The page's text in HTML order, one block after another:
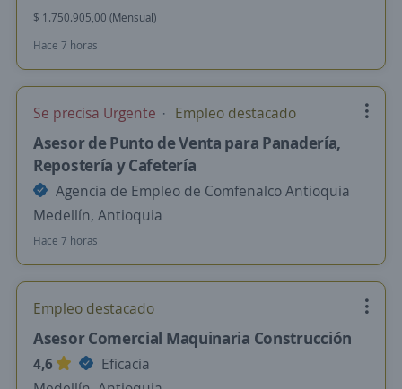
$ 1.750.905,00 (Mensual)
Hace 7 horas
Se precisa Urgente Empleo destacado
Asesor de Punto de Venta para Panadería,
Repostería y Cafetería
Agencia de Empleo de Comfenalco Antioquia
Medellín, Antioquia
Hace 7 horas
Empleo destacado
Asesor Comercial Maquinaria Construcción
4,6
Eficacia